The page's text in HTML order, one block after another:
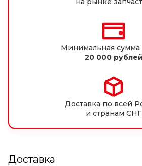
Минимальная сумма
20 000 рублей
Доставка по всей
и странам СНГ
Доставка